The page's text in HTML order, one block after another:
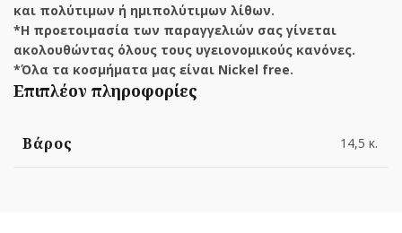
και πολύτιμων ή ημιπολύτιμων λίθων.
*Η προετοιμασία των παραγγελιών σας γίνεται
ακολουθώντας όλους τους υγειονομικούς κανόνες.
*Όλα τα κοσμήματα μας είναι Nickel free.
Επιπλέον πληροφορίες
Βάρος 14,5 κ.